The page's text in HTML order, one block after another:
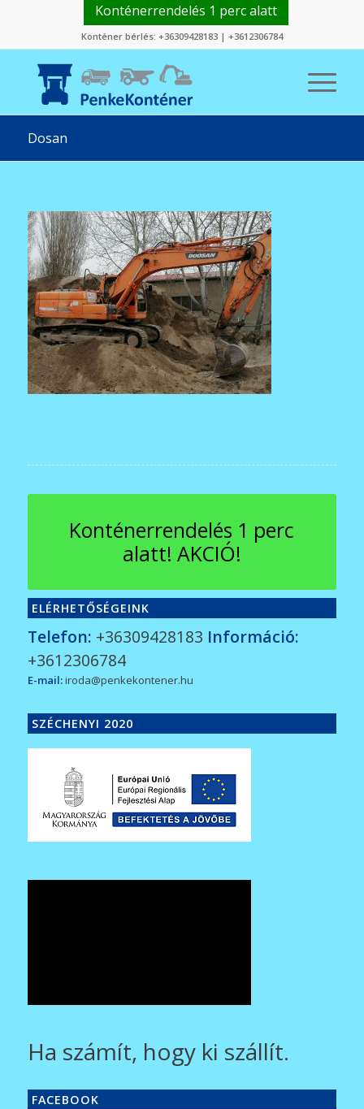
Konténerrendelés 1 perc alatt
Konténer bérlés: +36309428183| +3612306784
Dosan
Konténerrendelés 1 perc
alatt! AKCIÓ!
ELÉRHETŐSÉGEINK
Telefon: +36309428183 Információ:
+3612306784
E-mail:iroda@penkekontener.hu
SZÉCHENYI 2020
Ha számít, hogy ki szállít.
FACEBOOK